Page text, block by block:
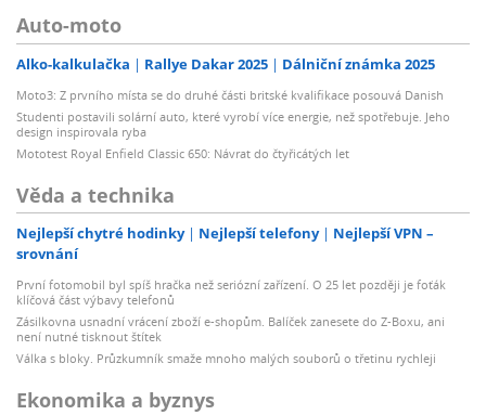
Auto-moto
Alko-kalkulačka Rallye Dakar 2025 Dálniční známka 2025
Moto3: Z prvního místa se do druhé části britské kvalifikace posouvá Danish
Studenti postavili solární auto, které vyrobí více energie, než spotřebuje. Jeho
design inspirovala ryba
Mototest Royal Enfield Classic 650: Návrat do čtyřicátých let
Věda a technika
Nejlepší chytré hodinky Nejlepší telefony
Nejlepší VPN –
srovnání
První fotomobil byl spíš hračka než seriózní zařízení. O 25 let později je foťák
klíčová část výbavy telefonů
Zásilkovna usnadní vrácení zboží e-shopům. Balíček zanesete do Z-Boxu, ani
není nutné tisknout štítek
Válka s bloky. Průzkumník smaže mnoho malých souborů o třetinu rychleji
Ekonomika a byznys